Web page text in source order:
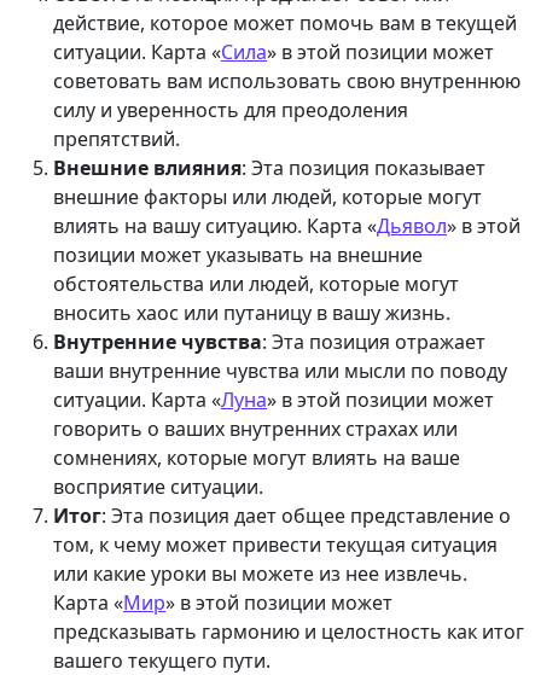
действие, которое может помочь вам в текущей
ситуации. Карта «Сила» в этой позиции может
советовать вам использовать свою внутреннюю
силу и уверенность для преодоления
препятствий.
Внешние влияния: Эта позиция показывает
внешние факторы или людей, которые могут
влиять на вашу ситуацию. Карта «Дьявол» в этой
позиции может указывать на внешние
обстоятельства или людей, которые могут
вносить хаос или путаницу в вашу жизнь.
Внутренние чувства: Эта позиция отражает
ваши внутренние чувства или мысли по поводу
ситуации. Карта «Луна» в этой позиции может
говорить о ваших внутренних страхах или
сомнениях, которые могут влиять на ваше
восприятие ситуации.
Итог: Эта позиция дает общее представление о
том, к чему может привести текущая ситуация
или какие уроки вы можете из нее извлечь.
Карта «Мир» в этой позиции может
предсказывать гармонию и целостность как итог
вашего текущего пути.